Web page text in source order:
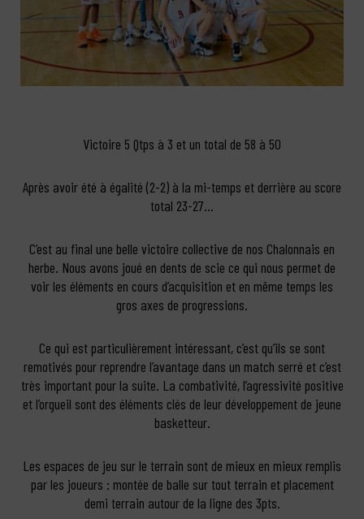
Victoire 5 Qtps à 3 et un total de 58 à 50
Après avoir été à égalité (2-2) à la mi-temps et derrière au score
total 23-27…
C’est au final une belle victoire collective de nos Chalonnais en
herbe. Nous avons joué en dents de scie ce qui nous permet de
voir les éléments en cours d’acquisition et en même temps les
gros axes de progressions.
Ce qui est particulièrement intéressant, c’est qu’ils se sont
remotivés pour reprendre l’avantage dans un match serré et c’est
très important pour la suite. La combativité, l’agressivité positive
et l’orgueil sont des éléments clés de leur développement de jeune
basketteur.
Les espaces de jeu sur le terrain sont de mieux en mieux remplis
par les joueurs : montée de balle sur tout terrain et placement
demi terrain autour de la ligne des 3pts.